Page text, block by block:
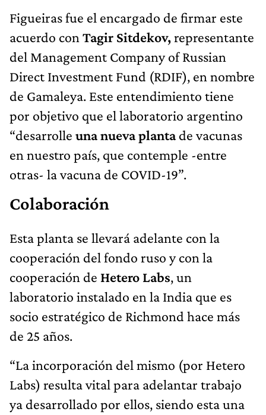
Figueiras fue el encargado de firmar este
acuerdo con Tagir Sitdekov,representante
del Management Company of Russian
Direct Investment Fund (RDIF), en nombre
de Gamaleya. Este entendimiento tiene
por objetivo que el laboratorio argentino
“desarrolle una nueva plantade vacunas
en nuestro país, que contemple -entre
otras- la vacuna de COVID-19”.
Colaboración
Esta planta se llevará adelante con la
cooperación del fondo ruso y con la
cooperación de Hetero Labs, un
laboratorio instalado en la India que es
socio estratégico de Richmond hace más
de 25 años.
“La incorporación del mismo (por Hetero
Labs) resulta vital para adelantar trabajo
ya desarrollado por ellos, siendo esta una